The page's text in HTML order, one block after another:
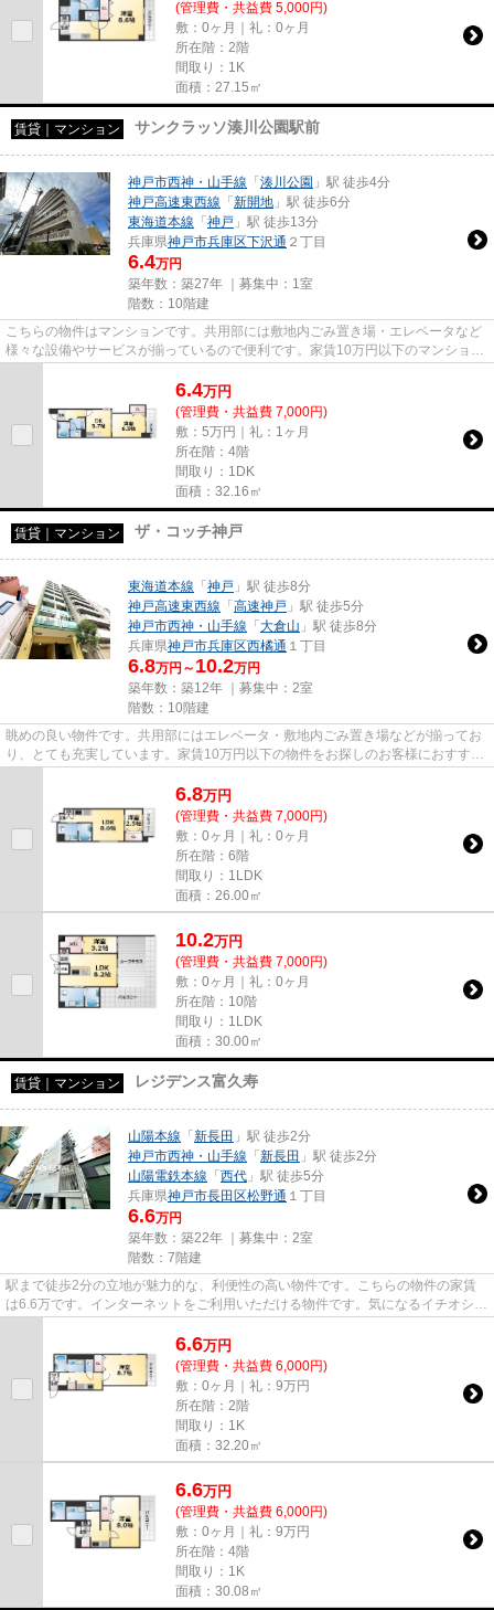
(管理費・共益費 5,000円)
敷：0ヶ月｜礼：0ヶ月
所在階：2階
間取り：1K
面積：27.15㎡
賃貸｜マンション サンクラッソ湊川公園駅前
神戸市西神・山手線 「 湊川公園 」駅 徒歩4分
神戸高速東西線 「 新開地 」駅 徒歩6分
東海道本線 「 神戸 」駅 徒歩13分
兵庫県神戸市兵庫区下沢通 ２丁目
6.4万円
築年数：築27年 ｜募集中： 1室
階数：10階建
こちらの物件はマンションです。共用部には敷地内ごみ置き場・エレベータなど
様々な設備やサービスが揃っているので便利です。家賃10万円以下のマンション
6.4万円
(管理費・共益費 7,000円)
敷：5万円｜礼：1ヶ月
所在階：4階
間取り：1DK
面積：32.16㎡
賃貸｜マンション ザ・コッチ神戸
東海道本線 「 神戸 」駅 徒歩8分
神戸高速東西線 「 高速神戸 」駅 徒歩5分
神戸市西神・山手線 「 大倉山 」駅 徒歩8分
兵庫県神戸市兵庫区西橘通 １丁目
6.8万円～ 10.2万円
築年数：築12年 ｜募集中： 2室
階数：10階建
眺めの良い物件です。共用部にはエレベータ・敷地内ごみ置き場などが揃ってお
り、とても充実しています。家賃10万円以下の物件をお探しのお客様におすすめ
6.8万円
(管理費・共益費 7,000円)
敷：0ヶ月｜礼：0ヶ月
所在階：6階
間取り：1LDK
面積：26.00㎡
10.2万円
(管理費・共益費 7,000円)
敷：0ヶ月｜礼：0ヶ月
所在階：10階
間取り：1LDK
面積：30.00㎡
賃貸｜マンション レジデンス富久寿
山陽本線 「 新長田 」駅 徒歩2分
神戸市西神・山手線 「 新長田 」駅 徒歩2分
山陽電鉄本線 「 西代 」駅 徒歩5分
兵庫県神戸市長田区松野通 １丁目
6.6万円
築年数：築22年 ｜募集中： 2室
階数：7階建
駅まで徒歩2分の立地が魅力的な、利便性の高い物件です。こちらの物件の家賃
は6.6万です。インターネットをご利用いただける物件です。気になるイチオシ物
6.6万円
(管理費・共益費 6,000円)
敷：0ヶ月｜礼：9万円
所在階：2階
間取り：1K
面積：32.20㎡
6.6万円
(管理費・共益費 6,000円)
敷：0ヶ月｜礼：9万円
所在階：4階
間取り：1K
面積：30.08㎡